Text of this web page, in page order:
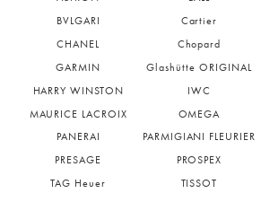
BVLGARI
Cartier
CHANEL
Chopard
GARMIN
Glashütte ORIGINAL
HARRY WINSTON
IWC
MAURICE LACROIX
OMEGA
PANERAI
PARMIGIANI FLEURIER
PRESAGE
PROSPEX
TAG Heuer
TISSOT